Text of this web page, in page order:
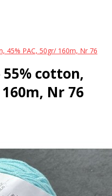
45% PAC, 50gr/ 160m, Nr 76
55% cotton,
Nr 76